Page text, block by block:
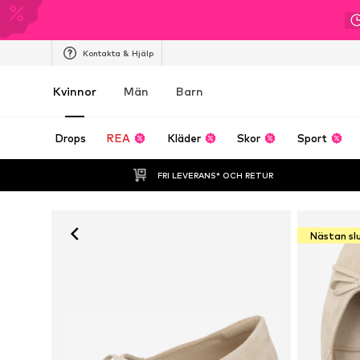
Kontakta & Hjälp
Kvinnor Män Barn
Drops REA Kläder Skor Sport
FRI LEVERANS* OCH RETUR
Nästan